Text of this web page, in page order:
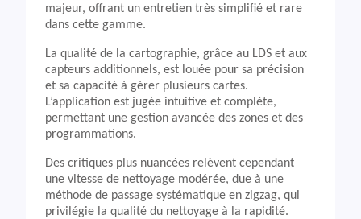
majeur, offrant un entretien très simplifié et rare
dans cette gamme.
La qualité de la cartographie, grâce au LDS et aux
capteurs additionnels, est louée pour sa précision
et sa capacité à gérer plusieurs cartes.
L’application est jugée intuitive et complète,
permettant une gestion avancée des zones et des
programmations.
Des critiques plus nuancées relèvent cependant
une vitesse de nettoyage modérée, due à une
méthode de passage systématique en zigzag, qui
privilégie la qualité du nettoyage à la rapidité.